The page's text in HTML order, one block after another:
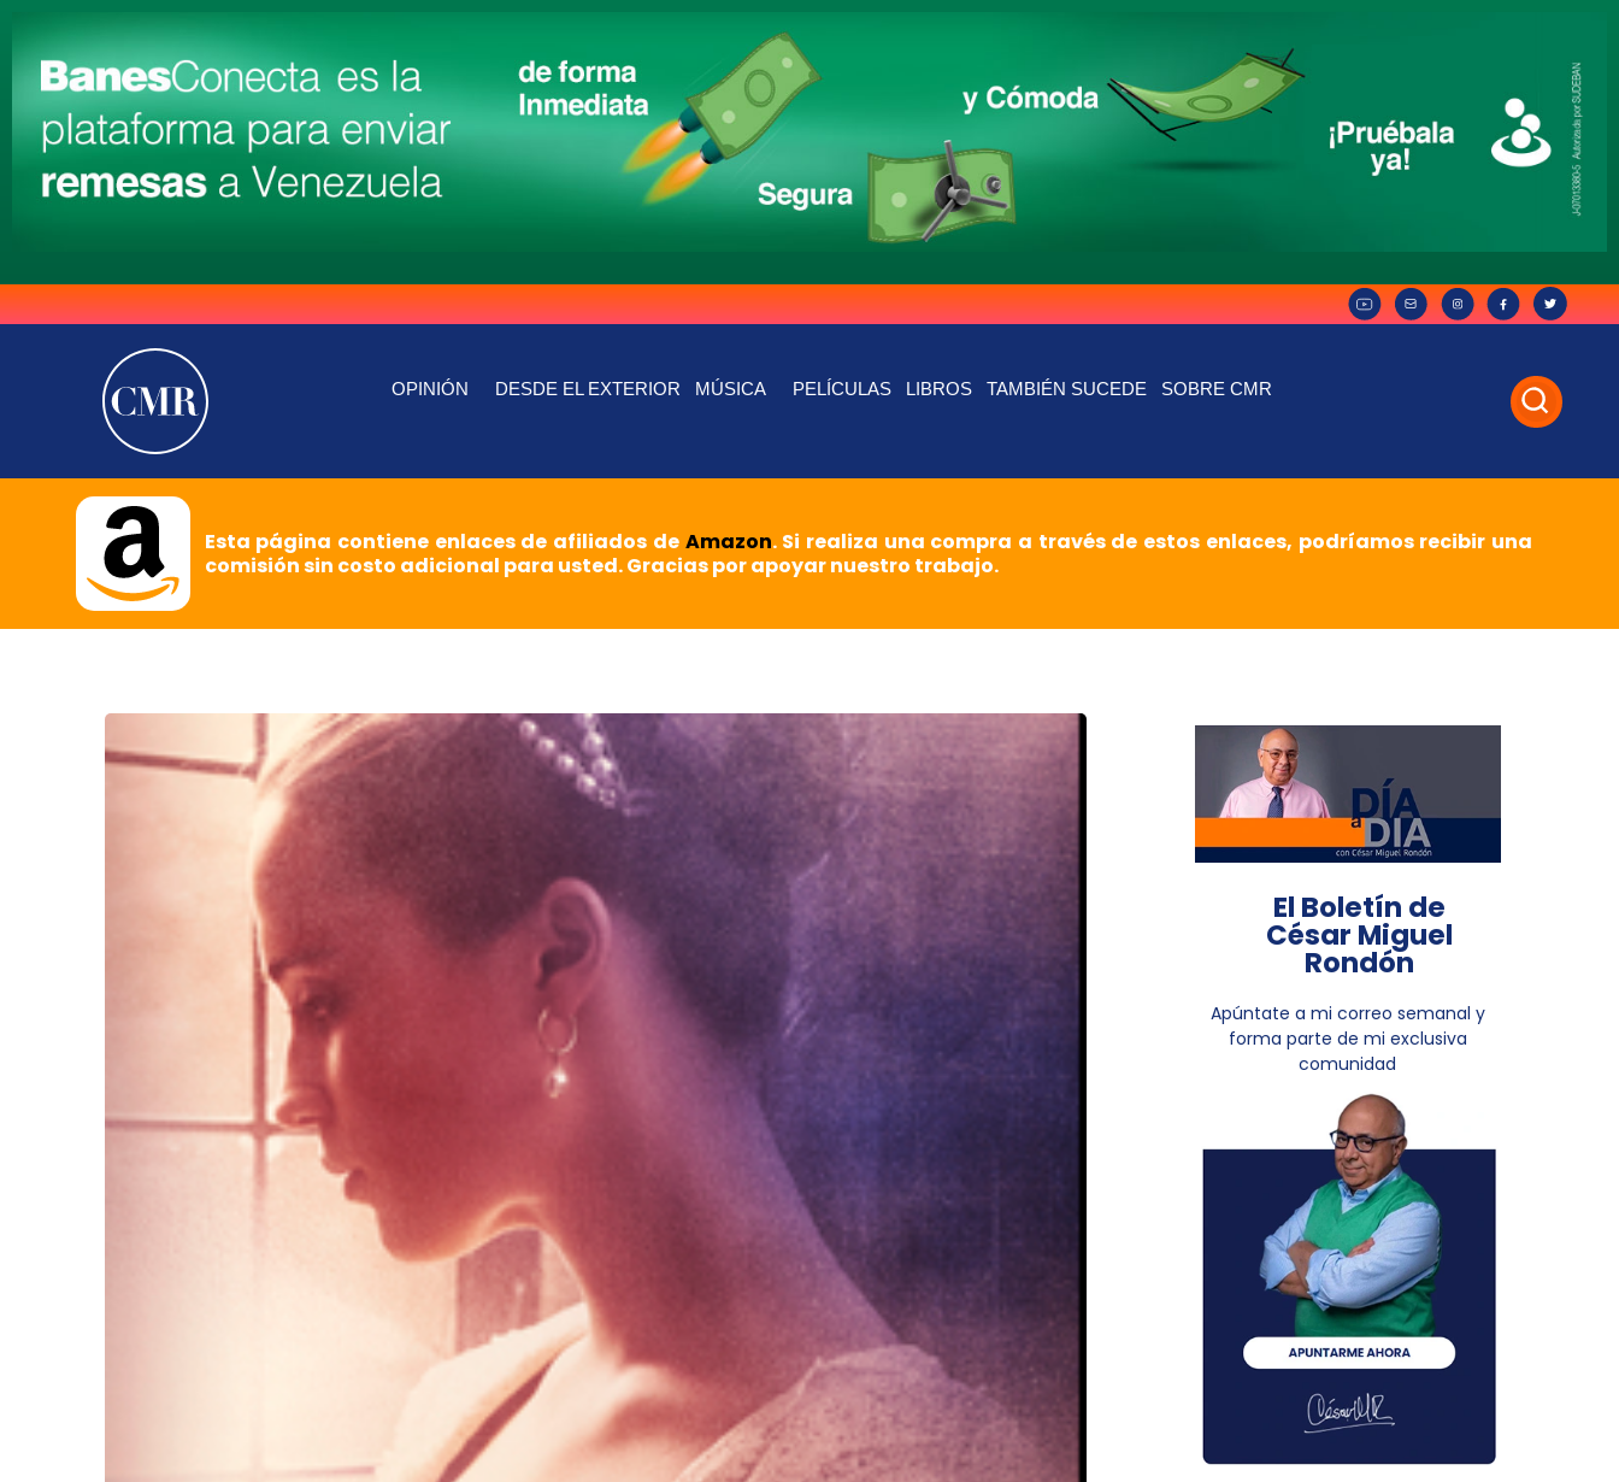
OPINIÓN DESDE EL EXTERIOR MÚSICA PELÍCULAS LIBROS TAMBIÉN SUCEDE SOBRE CMR
Esta página contiene enlaces de afiliados de Amazon. Si realiza una compra a través de estos enlaces, podríamos recibir una
comisión sin costo adicional para usted. Gracias por apoyar nuestro trabajo.
El Boletín de
César Miguel
Rondón
Apúntate a mi correo semanal y
forma parte de mi exclusiva
comunidad